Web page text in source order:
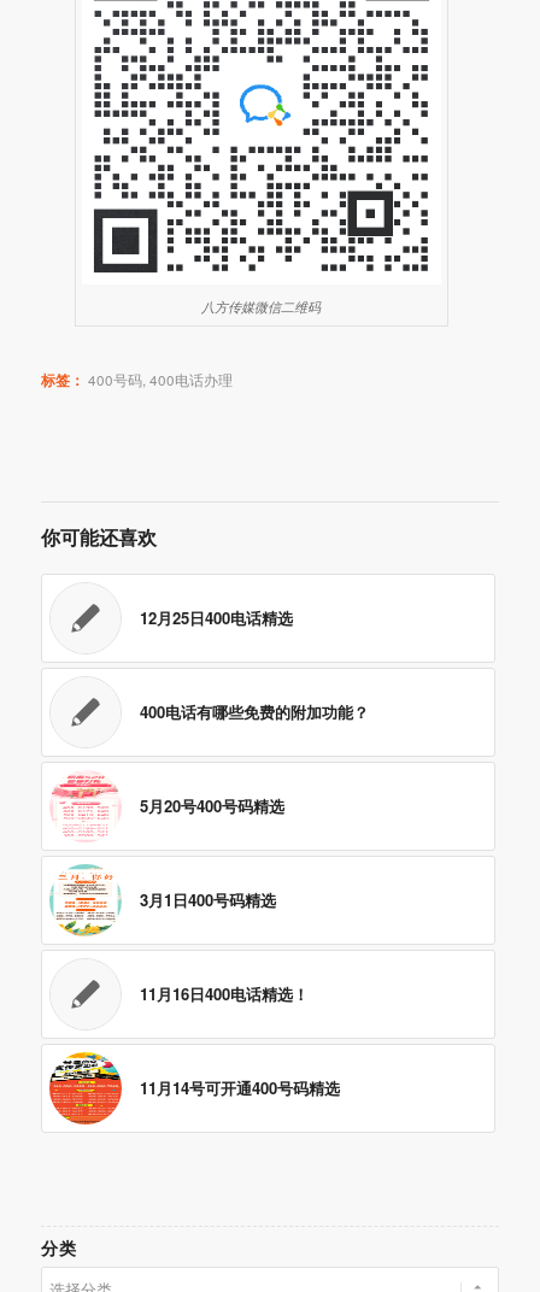
八方传媒微信二维码
标签： 400号码, 400电话办理
你可能还喜欢
12月25日400电话精选
400电话有哪些免费的附加功能？
5月20号400号码精选
3月1日400号码精选
11月16日400电话精选！
11月14号可开通400号码精选
分类